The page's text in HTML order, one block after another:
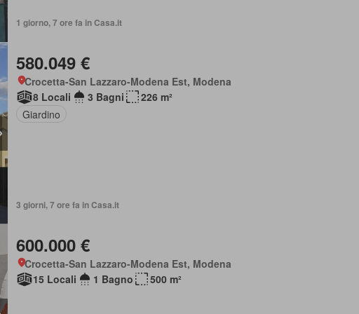
1 giorno, 7 ore fa in Casa.it
580.049 €
Crocetta-San Lazzaro-Modena Est, Modena
8 Locali
3 Bagni
226 m²
Giardino
3 giorni, 7 ore fa in Casa.it
600.000 €
Crocetta-San Lazzaro-Modena Est, Modena
15 Locali
1 Bagno 500 m²